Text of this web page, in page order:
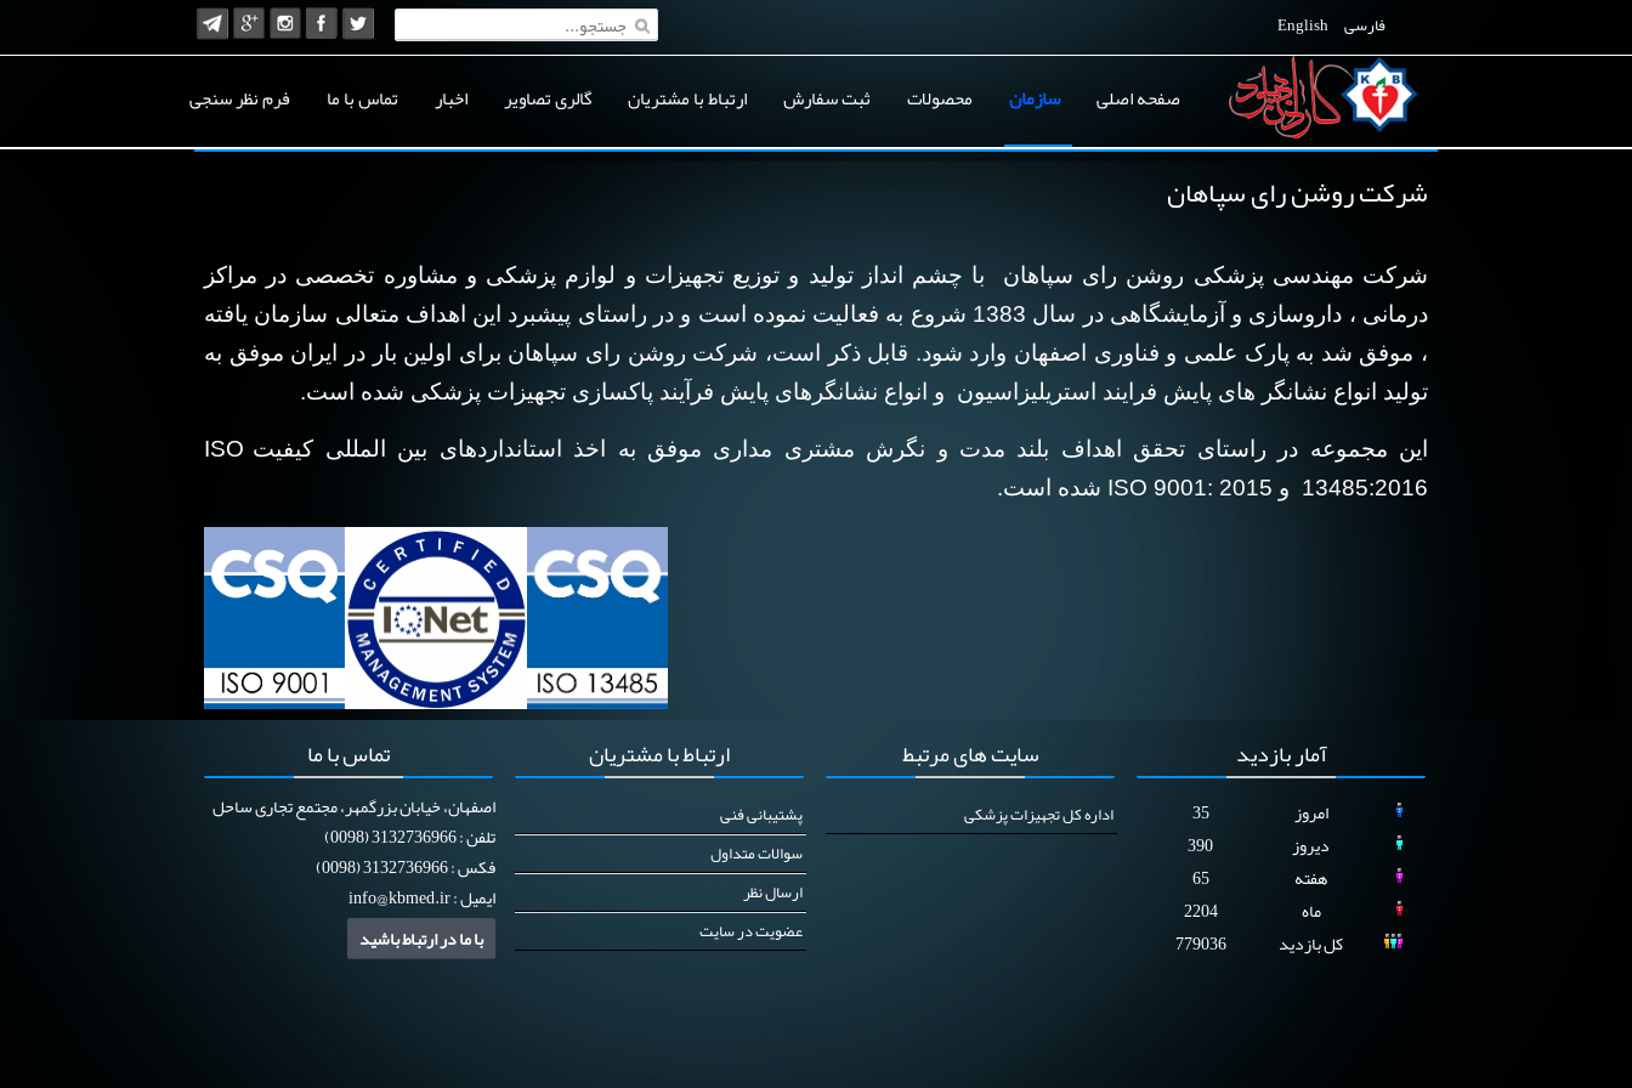
فارسی English
صفحه اصلی سازمان محصولات ثبت سفارش ارتباط با مشتریان گالری تصاویر اخبار تماس با ما فرم نظر سنجی
شرکت روشن رای سپاهان
شرکت مهندسی پزشکی روشن رای سپاهان با چشم انداز تولید و توزیع تجهیزات و لوازم پزشکی و مشاوره تخصصی در مراکز
درمانی ، داروسازی و آزمایشگاهی در سال 1383 شروع به فعالیت نموده است و در راستای پیشبرد این اهداف متعالی سازمان یافته
، موفق شد به پارک علمی و فناوری اصفهان وارد شود. قابل ذکر است، شرکت روشن رای سپاهان برای اولین بار در ایران موفق به
تولید انواع نشانگر های پایش فرایند استریلیزاسیون و انواع نشانگرهای پایش فرآیند پاکسازی تجهیزات پزشکی شده است.
این مجموعه در راستای تحقق اهداف بلند مدت و نگرش مشتری مداری موفق به اخذ استانداردهای بین المللی کیفیت ISO
13485:2016 و ISO 9001: 2015 شده است.
تماسبا ما
اصفهان، خیابان بزرگمهر، مجتمع تجاری ساحل
تلفن : 3132736966 (0098)
فکس : 3132736966 (0098)
ایمیل :info@kbmed.ir
با ما در ارتباط باشید
ارتباطبا مشتریان
پشتیبانی فنی
سوالات متداول
ارسال نظر
عضویت در سایت
سایتهای مرتبط
اداره کل تجهیزات پزشکی
آماربازدید
امروز
35
دیروز
390
هفته
65
ماه
2204
کل بازدید
779036